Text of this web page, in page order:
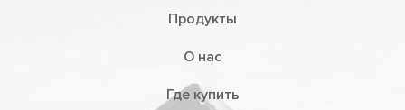
Продукты
О нас
Где купить